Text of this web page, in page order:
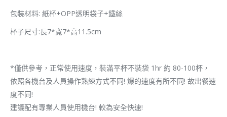
包裝材料: 紙杯+OPP透明袋子+鐵絲
杯子尺寸:長7*寬7*高11.5cm
*僅供參考，正常使用速度，裝滿平杯不裝袋 1hr 約 80-100杯，
依照各機台及人員操作熟練方式不同! 爆的速度有所不同! 故出餐速
度不同!
建議配有專業人員使用機台! 較為安全快速!